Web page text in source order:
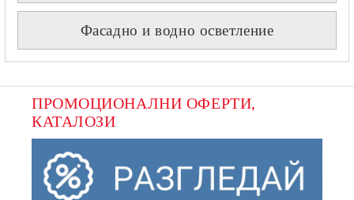
Фасадно и водно осветление
ПРОМОЦИОНАЛНИ ОФЕРТИ,
КАТАЛОЗИ